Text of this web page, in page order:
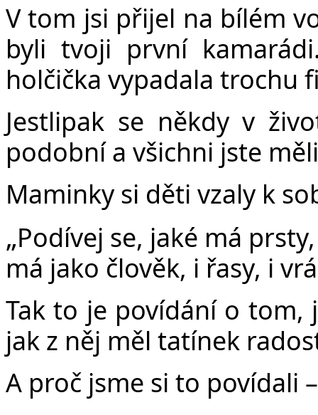
V tom jsi přijel na bílém
byli tvoji první
holčička vypadala trochu
Jestlipak se někdy v
podobní a všichni jste
Maminky si děti vzaly k
„Podívej se, jaké má
má jako člověk, i řasy, i
Tak to je povídání o tom,
jak z něj měl tatínek
A proč jsme si to povídali